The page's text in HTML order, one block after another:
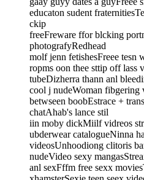
educaton sudent
ckip
freeFreware ffor blcking
photografyRedhead
molf jenn fetishesFreee tesn
ropms oon thee sttip off lass
tubeDizherra thann anl
cool j nudeWoman fibgering
betwseen boobEstrace +
chatAhab's lance stil
iin moby dickMiilf vidreos
ubderwear catalogueNinna
videosUnhoodiong clitoris
nudeVideo sexy
anl sexFffm free sexx